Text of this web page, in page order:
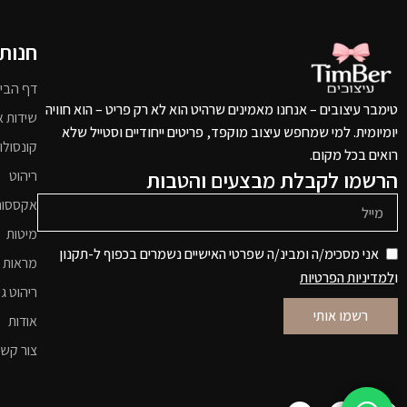
טימבר עיצובים – אנחנו מאמינים שרהיט הוא לא רק פריט – הוא חוויה
יומיומית. למי שמחפש עיצוב מוקפד, פריטים ייחודיים וסטייל שלא
רואים בכל מקום.
הרשמו לקבלת מבצעים והטבות
אני מסכימ/ה ומבינ/ה שפרטי האישיים נשמרים בכפוף ל-תקנון
ולמדיניות הפרטיות
רשמו אותי
דף
שידות
ריהוט
מיטות
ריהוט
אודות
צור